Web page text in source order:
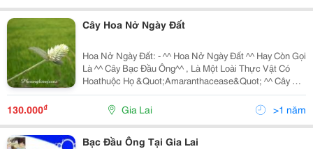
Cây Hoa Nở Ngày Đất
Hoa Nở Ngày Đất: - ^^ Hoa Nở Ngày Đất ^^ Hay Còn Gọi
Là ^^ Cây Bạc Đầu Ông^^ , Là Một Loài Thực Vật Có
Hoathuộc Họ &Quot;Amaranthacease&Quot; ^^ Cây Nở
Ngày Đất ^^ Có Nguồn Gốc Ở ^^ Châu Mỹ ^^ . Hiện
Được Trồng Ở Nhiều Nơi Trên Thế Giới Để Làm Thuốc
130.000₫ Gia Lai >1 năm
Bạc Đầu Ông Tại Gia Lai